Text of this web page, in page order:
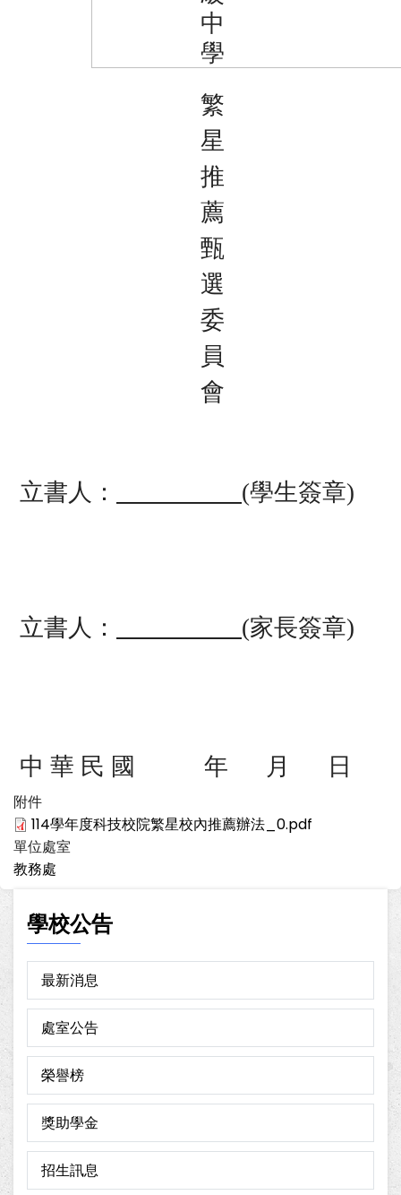
中
學
繁
星
推
薦
甄
選
委
員
會
立書人： (學生簽章)
立書人： (家長簽章)
中 華 民 國 年 月 日
附件
114學年度科技校院繁星校內推薦辦法_0.pdf
單位處室
教務處
學校公告
最新消息
處室公告
榮譽榜
獎助學金
招生訊息